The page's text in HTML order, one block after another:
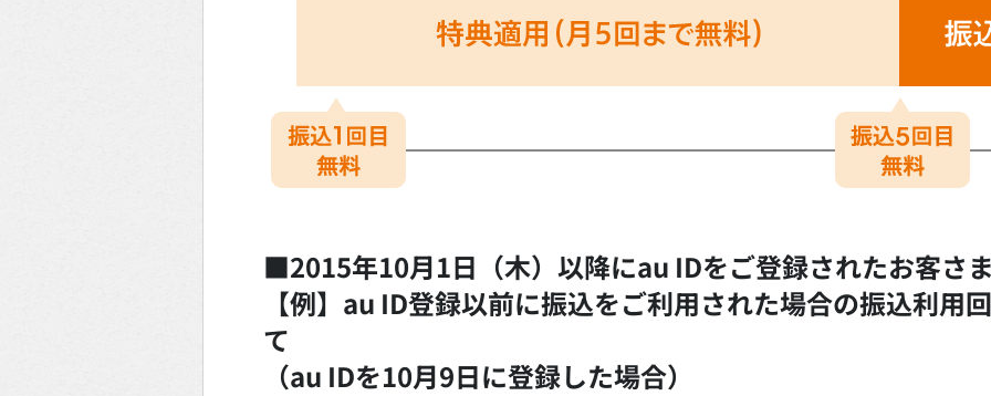
■2015年10月1日（木）以降にau IDをご登録されたお客さ
【例】au ID登録以前に振込をご利用された場合の振込利用
て
（au IDを10月9日に登録した場合）